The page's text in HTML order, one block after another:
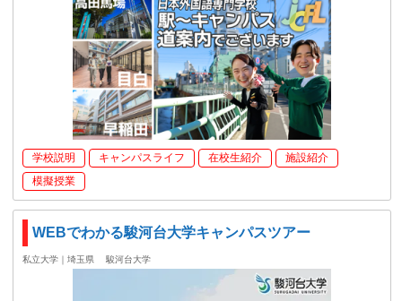
学校説明 キャンパスライフ 在校生紹介
施設紹介
模擬授業
WEBでわかる駿河台大学キャンパスツアー
私立大学｜埼玉県 駿河台大学